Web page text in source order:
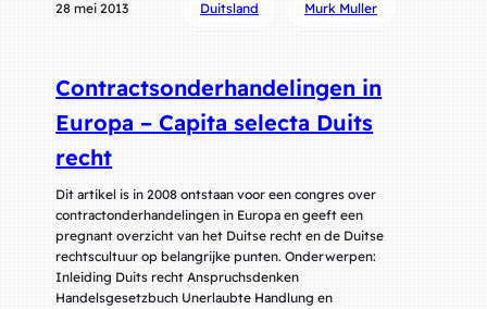
28 mei 2013 Duitsland Murk Muller
Contractsonderhandelingen in
Europa – Capita selecta Duits
recht
Dit artikel is in 2008 ontstaan voor een congres over
contractonderhandelingen in Europa en geeft een
pregnant overzicht van het Duitse recht en de Duitse
rechtscultuur op belangrijke punten. Onderwerpen:
Inleiding Duits recht Anspruchsdenken
Handelsgesetzbuch Unerlaubte Handlung en